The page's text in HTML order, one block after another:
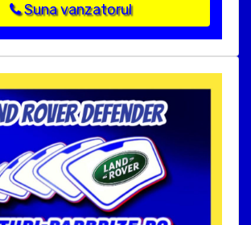
Suna vanzatorul